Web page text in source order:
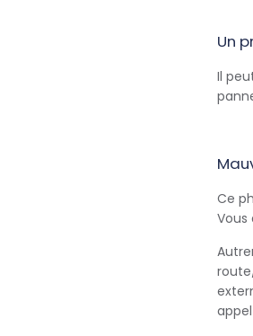
Un
Il
Ce